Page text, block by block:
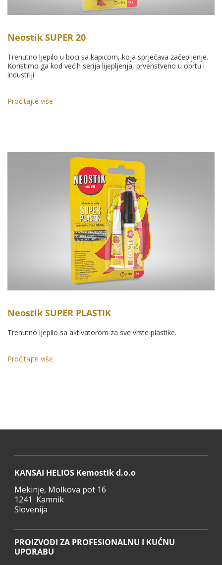
Neostik SUPER 20
Trenutno ljepilo u boci sa kapicom, koja sprječava začepljenje.
Koristimo ga kod većih serija lijepljenja, prvenstveno u obrtu i
industriji.
Pročitajte više
Neostik SUPER PLASTIK
Trenutno ljepilo sa aktivatorom za sve vrste plastike.
Pročitajte više
KANSAI HELIOS Kemostik d.o.o
Mekinje, Molkova pot 16
1241 Kamnik
Slovenija
PROIZVODI ZA PROFESIONALNU I KUĆNU
UPORABU